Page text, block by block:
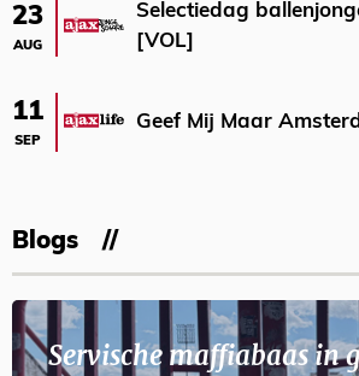
23
AUG
Selectiedag
[VOL]
11
SEP
Geef Mij Maar
Blogs
Servische maffiabaas in